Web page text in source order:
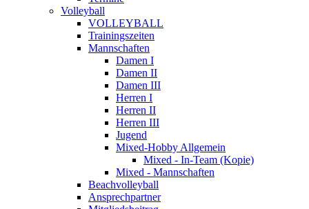
Volleyball
VOLLEYBALL
Trainingszeiten
Mannschaften
Damen I
Damen II
Damen III
Herren I
Herren II
Herren III
Jugend
Mixed-Hobby Allgemein
Mixed - In-Team (Kopie)
Mixed - Mannschaften
Beachvolleyball
Ansprechpartner